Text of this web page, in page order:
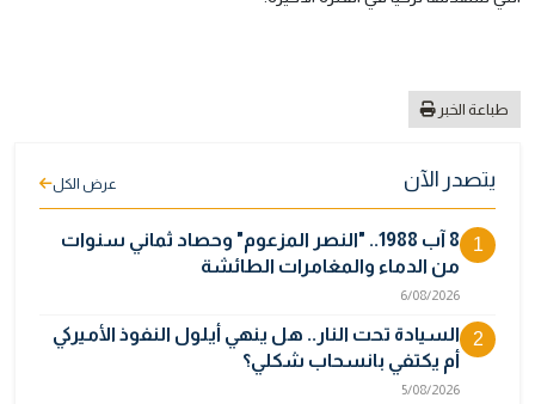
طباعة الخبر
يتصدر الآن عرض الكل
1
8 آب 1988.. "النصر المزعوم" وحصاد ثماني سنوات
من الدماء والمغامرات الطائشة
6/08/2026
2
السيادة تحت النار.. هل ينهي أيلول النفوذ الأميركي
أم يكتفي بانسحاب شكلي؟
5/08/2026